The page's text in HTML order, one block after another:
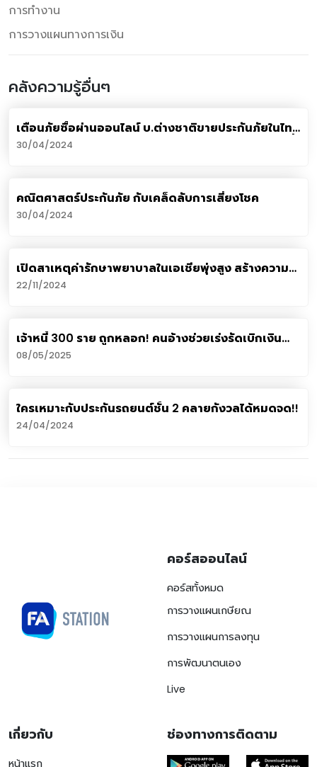
การทำงาน
การวางแผนทางการเงิน
คลังความรู้อื่นๆ
เตือนภัยซื้อผ่านออนไลน์​ บ.ต่างชาติขายประกันภัยในไทย
ไม่มีใบอนุญาต​ คปภ.รุกประสานหน่วยงานกำกับประกันที่
อังกฤษและกองปราบเร่งดำเนินคดี
30/04/2024
คณิตศาสตร์ประกันภัย กับเคล็ดลับการเสี่ยงโชค
30/04/2024
เปิดสาเหตุค่ารักษาพยาบาลในเอเชียพุ่งสูง สร้างความ
ท้าทายทุกภาคส่วน
22/11/2024
เจ้าหนี้ 300 ราย ถูกหลอก! คนอ้างช่วยเร่งรัดเบิกเงิน
กองทุนประกัน
08/05/2025
ใครเหมาะกับประกันรถยนต์ชั้น 2 คลายกังวลได้หมดจด!!
24/04/2024
คอร์สออนไลน์
คอร์สทั้งหมด
การวางแผนเกษียณ
การวางแผนการลงทุน
การพัฒนาตนเอง
Live
เกี่ยวกับ
หน้าแรก
ช่องทางการติดตาม